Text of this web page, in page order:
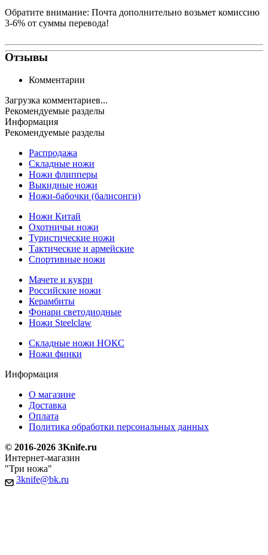
Обратите внимание: Почта дополнительно возьмет комиссию
3-6% от суммы перевода!
Отзывы
Комментарии
Загрузка комментариев...
Рекомендуемые разделы
Информация
Рекомендуемые разделы
Распродажа
Складные ножи
Ножи флипперы
Выкидные ножи
Ножи-бабочки (балисонги)
Ножи Китай
Охотничьи ножи
Туристические ножи
Тактические и армейские
Спортивные ножи
Мачете и кукри
Российские ножи
Керамбиты
Фонари светодиодные
Ножи Steelclaw
Складные ножи НОКС
Ножи финки
Информация
О магазине
Доставка
Оплата
Политика обработки персональных данных
© 2016-2026 3Knife.ru
Интернет-магазин
"Три ножа"
3knife@bk.ru